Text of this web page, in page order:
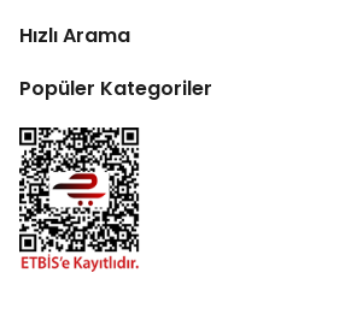
Hızlı Arama
Popüler Kategoriler